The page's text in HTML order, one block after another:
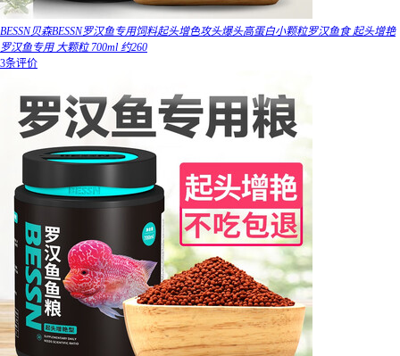
BESSN贝森BESSN罗汉鱼专用饲料起头增色攻头爆头高蛋白小颗粒罗汉鱼食 起头增艳
罗汉鱼专用 大颗粒 700ml 约260
3条评价